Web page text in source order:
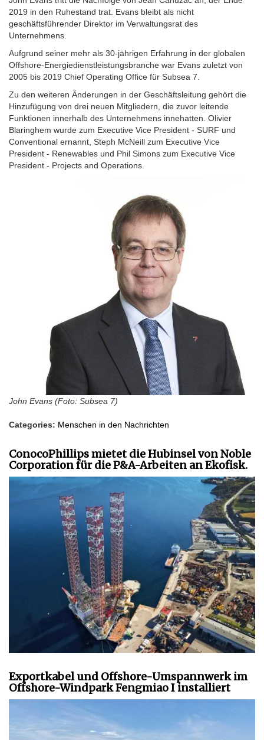
2019 in den Ruhestand trat. Evans bleibt als nicht
geschäftsführender Direktor im Verwaltungsrat des
Unternehmens.
Aufgrund seiner mehr als 30-jährigen Erfahrung in der globalen
Offshore-Energiedienstleistungsbranche war Evans zuletzt von
2005 bis 2019 Chief Operating Office für Subsea 7.
Zu den weiteren Änderungen in der Geschäftsleitung gehört die
Hinzufügung von drei neuen Mitgliedern, die zuvor leitende
Funktionen innerhalb des Unternehmens innehatten. Olivier
Blaringhem wurde zum Executive Vice President - SURF und
Conventional ernannt, Steph McNeill zum Executive Vice
President - Renewables und Phil Simons zum Executive Vice
President - Projects and Operations.
John Evans (Foto: Subsea 7)
Categories: Menschen in den Nachrichten
ConocoPhillips mietet die Hubinsel von Noble
Corporation für die P&A-Arbeiten an Ekofisk.
Exportkabel und Offshore-Umspannwerk im
Offshore-Windpark Fengmiao I installiert